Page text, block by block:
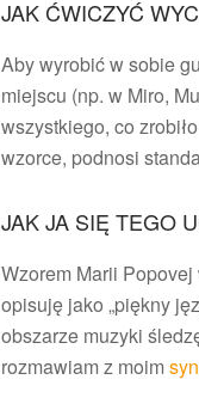
JAK ĆWICZYĆ
Aby wyrobić w sobie
miejscu (np. w Miro,
wszystkiego, co
wzorce, podnosi
JAK JA SIĘ TEGO
Wzorem Marii
opisuję jako „piękny
obszarze muzyki
rozmawiam z moim